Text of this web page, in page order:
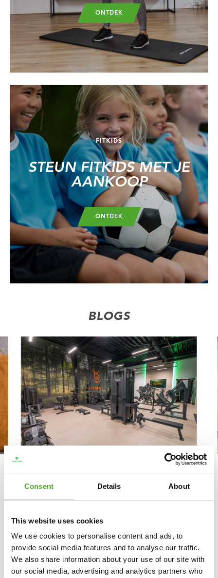
Consent Details About
This website uses cookies
We use cookies to personalise content and ads, to
provide social media features and to analyse our traffic.
We also share information about your use of our site with
our social media, advertising and analytics partners who
ONTDEK
FITKIDS
STEUN FITKIDS MET JE
AANKOOP
ONTDEK
BLOGS
WAAROM SPORTSCHOOL STÄRK
KIEST VOOR TUNTURI
FITNESSAPPARATUUR
‘Je hoeft eigenlijk nergens anders meer te zoeken,
van de eigenaren van sportschool Stärk, het aanbod
van Tunturi omschrijft. Bij het opbouwen van hun
kleinschalige sportschool in Uddel zochten de
eigenaren naar compacte, betrouwbare en mooi